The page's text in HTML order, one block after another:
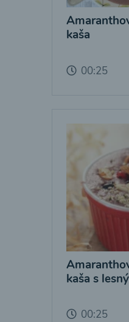
kaša
00:25
kaša s
00:25